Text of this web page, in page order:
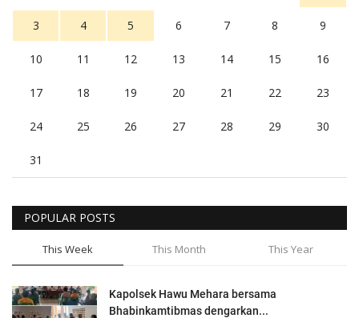
3 4 5 6 7 8 9
10 11 12 13 14 15 16
17 18 19 20 21 22 23
24 25 26 27 28 29 30
31
POPULAR POSTS
This Week This Month This Year
Kapolsek Hawu Mehara bersama
Bhabinkamtibmas dengarkan...